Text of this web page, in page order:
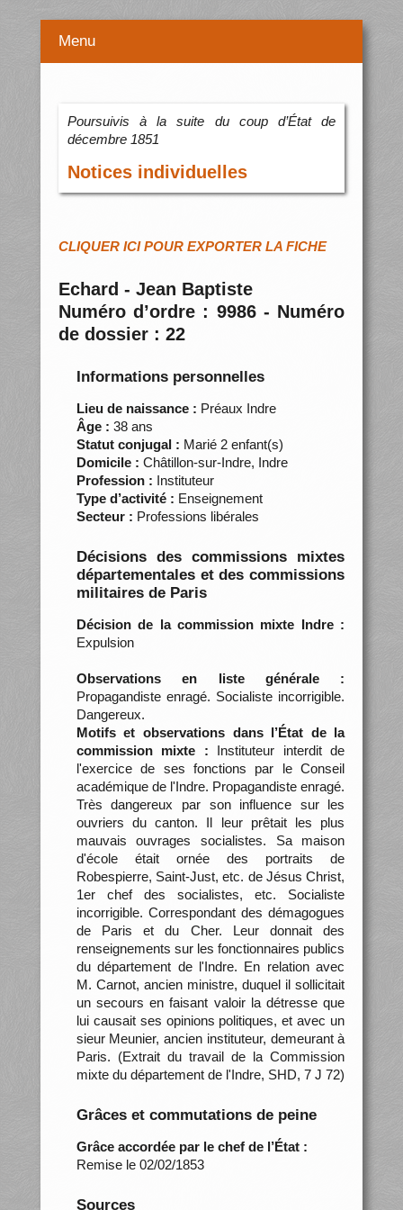
Menu
Poursuivis à la suite du coup d’État de
décembre 1851
Notices individuelles
CLIQUER ICI POUR EXPORTER LA FICHE
Echard - Jean Baptiste
Numéro d’ordre : 9986 - Numéro
de dossier : 22
Informations personnelles
Lieu de naissance : Préaux Indre
Âge : 38 ans
Statut conjugal : Marié 2 enfant(s)
Domicile : Châtillon-sur-Indre, Indre
Profession : Instituteur
Type d’activité : Enseignement
Secteur : Professions libérales
Décisions des commissions mixtes
départementales et des commissions
militaires de Paris
Décision de la commission mixte Indre :
Expulsion
Observations en liste générale :
Propagandiste enragé. Socialiste incorrigible.
Dangereux.
Motifs et observations dans l’État de la
commission mixte : Instituteur interdit de
l'exercice de ses fonctions par le Conseil
académique de l'Indre. Propagandiste enragé.
Très dangereux par son influence sur les
ouvriers du canton. Il leur prêtait les plus
mauvais ouvrages socialistes. Sa maison
d'école était ornée des portraits de
Robespierre, Saint-Just, etc. de Jésus Christ,
1er chef des socialistes, etc. Socialiste
incorrigible. Correspondant des démagogues
de Paris et du Cher. Leur donnait des
renseignements sur les fonctionnaires publics
du département de l'Indre. En relation avec
M. Carnot, ancien ministre, duquel il sollicitait
un secours en faisant valoir la détresse que
lui causait ses opinions politiques, et avec un
sieur Meunier, ancien instituteur, demeurant à
Paris. (Extrait du travail de la Commission
mixte du département de l'Indre, SHD, 7 J 72)
Grâces et commutations de peine
Grâce accordée par le chef de l’État :
Remise le 02/02/1853
Sources